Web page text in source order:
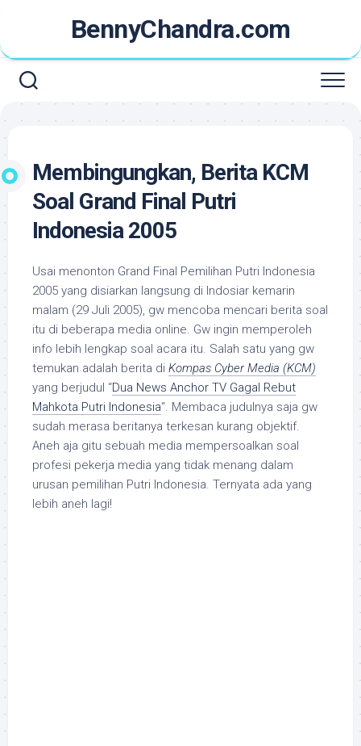
content
BennyChandra.com
Membingungkan, Berita KCM
Soal Grand Final Putri
Indonesia 2005
Usai menonton Grand Final Pemilihan Putri Indonesia
2005 yang disiarkan langsung di Indosiar kemarin
malam (29 Juli 2005), gw mencoba mencari berita soal
itu di beberapa media online. Gw ingin memperoleh
info lebih lengkap soal acara itu. Salah satu yang gw
temukan adalah berita di Kompas Cyber Media (KCM)
yang berjudul “Dua News Anchor TV Gagal Rebut
Mahkota Putri Indonesia“. Membaca judulnya saja gw
sudah merasa beritanya terkesan kurang objektif.
Aneh aja gitu sebuah media mempersoalkan soal
profesi pekerja media yang tidak menang dalam
urusan pemilihan Putri Indonesia. Ternyata ada yang
lebih aneh lagi!